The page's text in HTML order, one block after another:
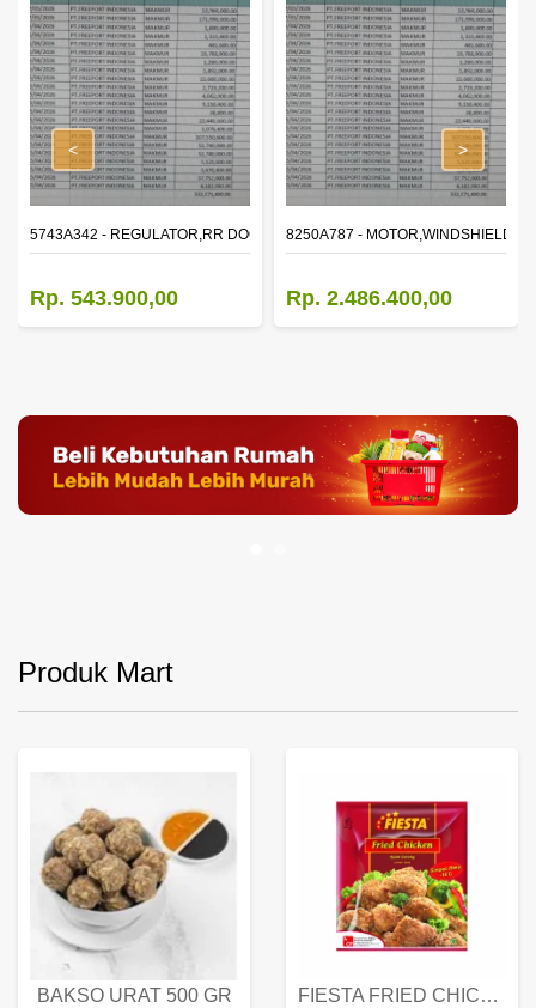
WINDOW,LH
5743A342 - REGULATOR,RR DOOR WINDOW,RH
Rp. 543.900,00
8250A787 - MOTOR,WINDSHIELD
Rp. 2.486.400,00
< >
Produk Mart
BAKSO URAT 500 GR FIESTA FRIED CHICKEN 500 GR